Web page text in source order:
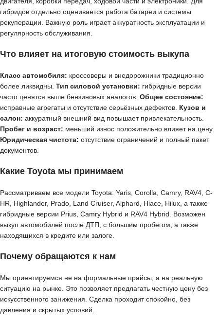
гибридов отдельно оценивается работа батареи и системы
рекуперации. Важную роль играет аккуратность эксплуатации и
регулярность обслуживания.
Что влияет на итоговую стоимость выкупа
Класс автомобиля: кроссоверы и внедорожники традиционно
более ликвидны. Тип силовой установки: гибридные версии
часто ценятся выше бензиновых аналогов. Общее состояние:
исправные агрегаты и отсутствие серьёзных дефектов. Кузов и
салон: аккуратный внешний вид повышает привлекательность.
Пробег и возраст: меньший износ положительно влияет на цену.
Юридическая чистота: отсутствие ограничений и полный пакет
документов.
Какие Toyota мы принимаем
Рассматриваем все модели Toyota: Yaris, Corolla, Camry, RAV4, C-
HR, Highlander, Prado, Land Cruiser, Alphard, Hiace, Hilux, а также
гибридные версии Prius, Camry Hybrid и RAV4 Hybrid. Возможен
выкуп автомобилей после ДТП, с большим пробегом, а также
находящихся в кредите или залоге.
Почему обращаются к нам
Мы ориентируемся не на формальные прайсы, а на реальную
ситуацию на рынке. Это позволяет предлагать честную цену без
искусственного занижения. Сделка проходит спокойно, без
давления и скрытых условий.